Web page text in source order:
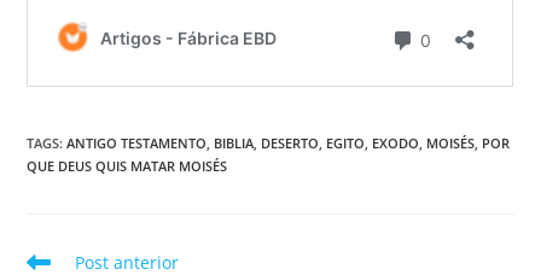
TAGS:ANTIGO TESTAMENTO BIBLIA DESERTO EGITO EXODO MOISÉS POR
QUE DEUS QUIS MATAR MOISÉS
Post anterior